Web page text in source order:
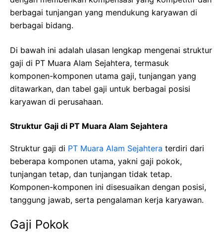
berbagai tunjangan yang mendukung karyawan di
berbagai bidang.
Di bawah ini adalah ulasan lengkap mengenai struktur
gaji di PT Muara Alam Sejahtera, termasuk
komponen-komponen utama gaji, tunjangan yang
ditawarkan, dan tabel gaji untuk berbagai posisi
karyawan di perusahaan.
Struktur Gaji di PT Muara Alam Sejahtera
Struktur gaji di PT Muara Alam Sejahtera terdiri dari
beberapa komponen utama, yakni gaji pokok,
tunjangan tetap, dan tunjangan tidak tetap.
Komponen-komponen ini disesuaikan dengan posisi,
tanggung jawab, serta pengalaman kerja karyawan.
Gaji Pokok